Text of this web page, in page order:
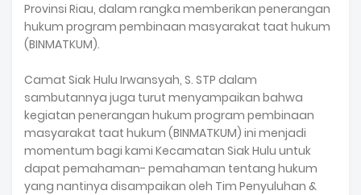
Provinsi Riau, dalam rangka memberikan penerangan
hukum program pembinaan masyarakat taat hukum
(BINMATKUM).
Camat Siak Hulu Irwansyah, S. STP dalam
sambutannya juga turut menyampaikan bahwa
kegiatan penerangan hukum program pembinaan
masyarakat taat hukum (BINMATKUM) ini menjadi
momentum bagi kami Kecamatan Siak Hulu untuk
dapat pemahaman- pemahaman tentang hukum
yang nantinya disampaikan oleh Tim Penyuluhan &